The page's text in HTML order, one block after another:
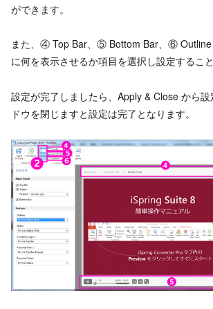
ができます。
また、④ Top Bar、⑤ Bottom Bar、⑥ Outline
に何を表示させるか項目を選択し設定するこ
設定が完了しましたら、Apply & Close から
ドウを閉じますと設定は完了となります。